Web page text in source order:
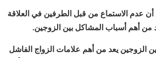
أن عدم الاستماع من قبل الطرفين في العلاقة
من أهم أسباب المشاكل بين الزوجين.
الزوجين يعد من أهم علامات الزواج الفاشل